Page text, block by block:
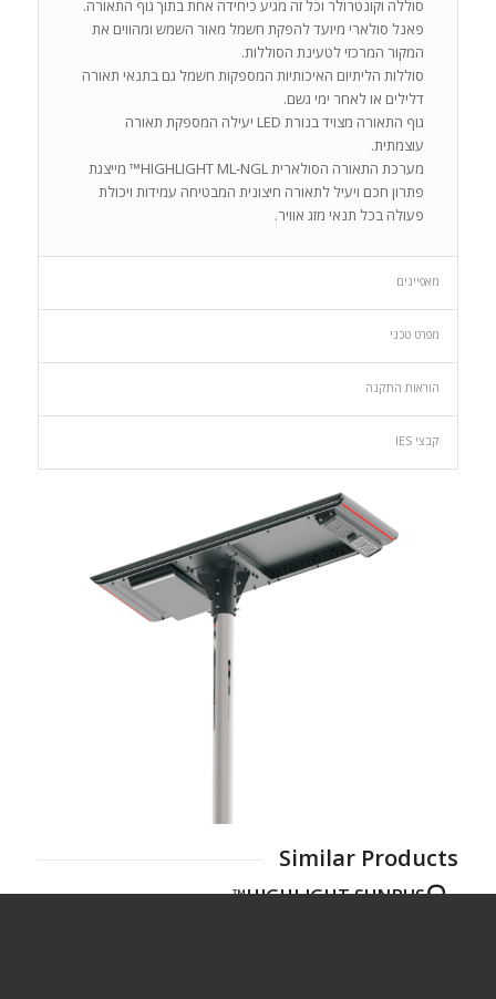
סוללה וקונטרולר וכל זה מגיע כיחידה אחת בתוך גוף התאורה.
פאנל סולארי מיועד להפקת חשמל מאור השמש ומהווים את
המקור המרכזי לטעינת הסוללות.
סוללות הליתיום האיכותיות המספקות חשמל גם בתנאי תאורה
דלילים או לאחר ימי גשם.
גוף התאורה מצויד בנורת LED יעילה המספקת תאורה
עוצמתית.
מערכת התאורה הסולארית HIGHLIGHT ML-NGL™ מייצגת
פתרון חכם ויעיל לתאורה חיצונית המבטיחה עמידות ויכולת
פעולה בכל תנאי מזג אוויר.
מאפיינים
מפרט טכני
הוראות התקנה
קבצי IES
Similar Products
HIGHLIGHT SUNBUS™